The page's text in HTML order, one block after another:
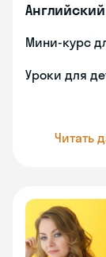
Мини-курс
Уроки для
Читать